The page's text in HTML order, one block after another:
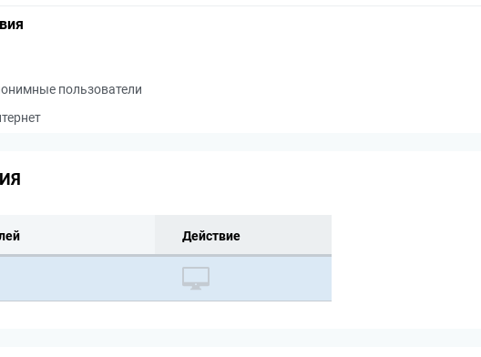
пользователи
Действие